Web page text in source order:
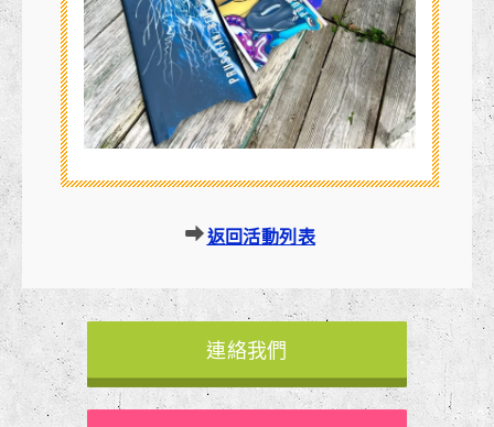
返回活動列表
連絡我們